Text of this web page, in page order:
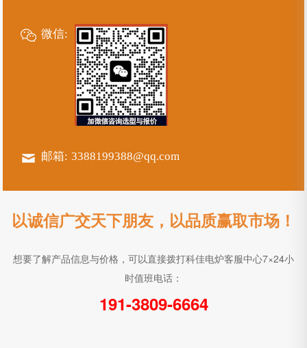
微信:
邮箱: 3388199388@qq.com
以诚信广交天下朋友，以品质赢取市场！
想要了解产品信息与价格，可以直接拨打科佳电炉客服中心7×24小
时值班电话：
191-3809-6664